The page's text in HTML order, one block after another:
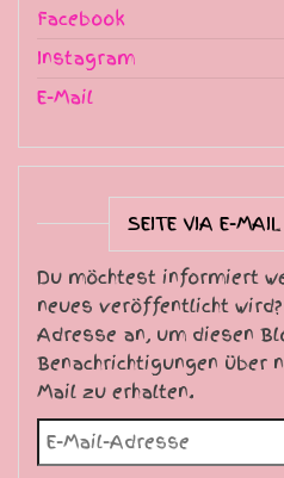
Facebook
Instagram
E-Mail
SEITE VIA E-
Du möchtest informiert
neues veröffentlicht
Adresse an, um diesen
Benachrichtigungen über
Mail zu erhalten.
E-Mail-Adresse